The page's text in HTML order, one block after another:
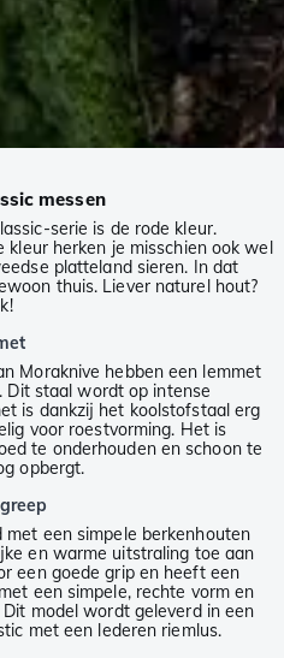
messen
serie is de rode kleur.
kleur herken je misschien ook wel
platteland sieren. In dat
thuis. Liever naturel hout?
Moraknive hebben een lemmet
Dit staal wordt op intense
is dankzij het koolstofstaal erg
voor roestvorming. Het is
te onderhouden en schoon te
opbergt.
een simpele berkenhouten
en warme uitstraling toe aan
een goede grip en heeft een
een simpele, rechte vorm en
model wordt geleverd in een
met een lederen riemlus.